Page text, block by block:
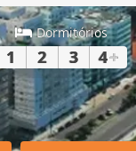
Dormitórios
1 2 3 4+